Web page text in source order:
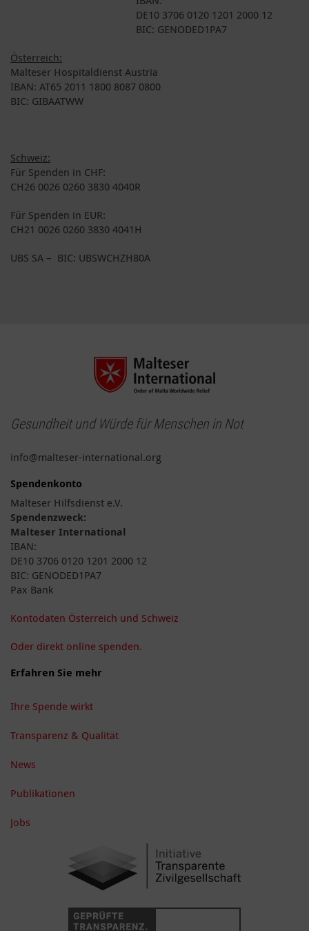
DE10 3706 0120 1201 2000 12
BIC: GENODED1PA7
Österreich:
Malteser Hospitaldienst Austria
IBAN: AT65 2011 1800 8087 0800
BIC: GIBAATWW
Schweiz:
Für Spenden in CHF:
CH26 0026 0260 3830 4040R
Für Spenden in EUR:
CH21 0026 0260 3830 4041H
UBS SA – BIC: UBSWCHZH80A
Gesundheit und Würde für Menschen in Not
info@malteser-international.org
Spendenkonto
Malteser Hilfsdienst e.V.
Spendenzweck:
Malteser International
IBAN:
DE10 3706 0120 1201 2000 12
BIC: GENODED1PA7
Pax Bank
Kontodaten Österreich und Schweiz
Oder direkt online spenden.
Erfahren Sie mehr
Ihre Spende wirkt
Transparenz & Qualität
News
Publikationen
Jobs